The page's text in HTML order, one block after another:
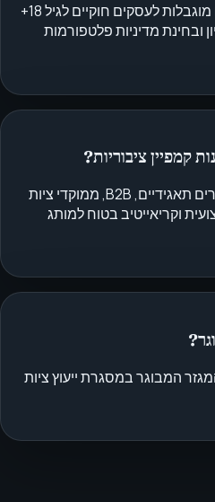
לא. עבודות במגזר המבוגרים מוגבלות לעסקים חוקיים לגיל 18+
ובחינת מדיניות פלטפורמות
עמודי הציבור של SEOH נשארים תאגידיים, B2B, ממוקדי ציות
וקריאייטיב בטוח למותג
המבוגר במסגרת ייעוץ ציות